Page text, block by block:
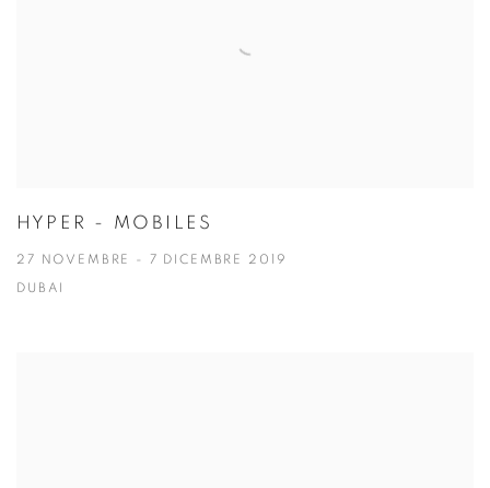
HYPER - MOBILES
27 NOVEMBRE - 7 DICEMBRE 2019
DUBAI